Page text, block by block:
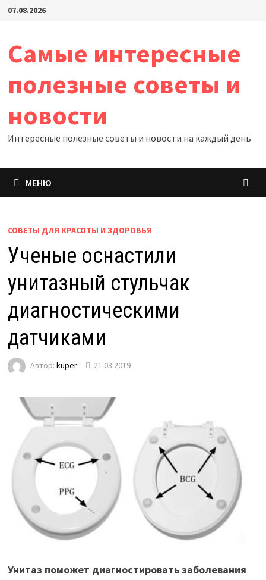
Перейти
07.08.2026
Самые интересные
полезные советы и
новости
Интересные полезные советы и новости на каждый день
МЕНЮ
СОВЕТЫ ДЛЯ КРАСОТЫ И ЗДОРОВЬЯ
Ученые оснастили
унитазный стульчак
диагностическими
датчиками
Автор: kuper 21.03.2019
Унитаз поможет диагностировать заболевания